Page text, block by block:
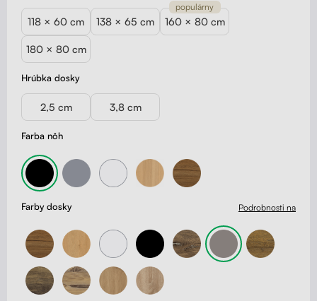
Farba nôh
Hrúbka dosky
2,5 cm 3,8 cm
118 × 60 cm 138 × 65 cm 160 × 80 cm
populárny
180 × 80 cm
Farby dosky Podrobnosti na